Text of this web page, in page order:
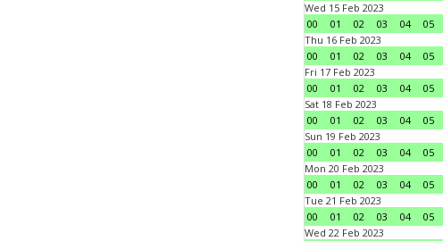
Wed 15 Feb 2023
00
01 02 03 04 05
Thu 16 Feb 2023
00
01 02 03 04 05
Fri 17 Feb 2023
00
01 02 03 04 05
Sat 18 Feb 2023
00
01 02 03 04 05
Sun 19 Feb 2023
00
01 02 03 04 05
Mon 20 Feb 2023
00
01 02 03 04 05
Tue 21 Feb 2023
00
01 02 03 04 05
Wed 22 Feb 2023